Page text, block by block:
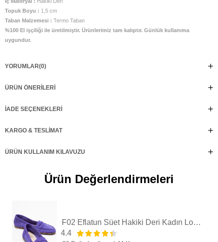
Topuk Boyu : 1,5 cm
Taban Malzemesi : Termo Taban
%100 El işçiliği ile üretilmiştir. Ürünlerimiz tam kalıptır. Günlük kullanıma
uygundur.
YORUMLAR(0)
ÜRÜN ÖNERILERI
İADE SEÇENEKLERI
KARGO & TESLIMAT
ÜRÜN KULLANIM KILAVUZU
Ürün Değerlendirmeleri
F02 Eflatun Süet Hakiki Deri Kadın Loafer Ayakkabı
4.4